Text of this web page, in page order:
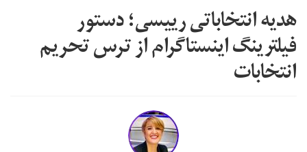
هدیه انتخاباتی رییسی؛ دستور
فیلترینگ اینستاگرام از ترس تحریم
انتخابات